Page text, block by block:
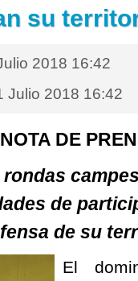
su
2018 16:42
Julio 2018 16:42
NOTA DE
de
de su
El